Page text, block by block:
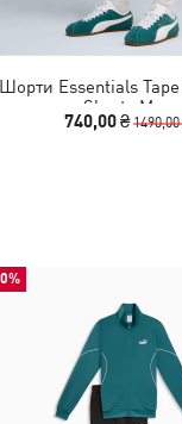
Шорти Essentials Tape
Shorts Men
740,00 ₴